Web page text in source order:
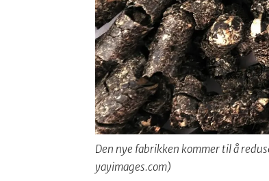
Den nye fabrikken kommer til å
yayimages.com)